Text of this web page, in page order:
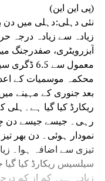
(پی این این)
نئی دہلی:دہلی میں
زیادہ سے زیادہ درجہ
آبزرویٹری، صفدرجنگ
معمول سے 6.5 ڈگری سیلسیس زیادہ ریکارڈ کیا گیا۔
بعد جنوری کے مہینے
ریکارڈ کیا گیا
رہی۔ جیسے جیسے دن
نمودار ہوئی۔ دن بھر